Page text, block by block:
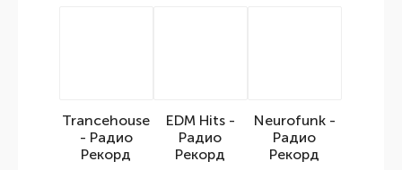
Trancehouse
- Радио
Рекорд
EDM Hits -
Радио
Рекорд
Neurofunk -
Радио
Рекорд